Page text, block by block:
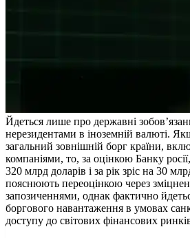
Йдеться лише про державні
нерезидентами в іноземній валюті.
загальний зовнішній борг країни,
компаніями, то, за оцінкою Банку
320 млрд доларів і за рік зріс на 30
пояснюють переоцінкою через
запозиченнями, однак фактично
боргового навантаження в умовах
доступу до світових фінансових